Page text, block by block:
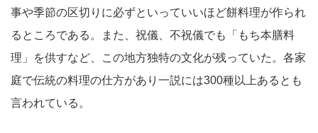
事や季節の区切りに必ずといっていいほど餅料理が作られ
るところである。また、祝儀、不祝儀でも「もち本膳料
理」を供すなど、この地方独特の文化が残っていた。各家
庭で伝統の料理の仕方があり一説には300種以上あるとも
言われている。